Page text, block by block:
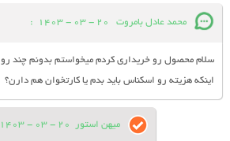
محمد عادل بامروت 20 - 03 - 1403
:
سلام محصول رو خریداری کردم میخواستم بدونم چند
اینکه هزیته رو اسکناس باید بدم یا کارتخوان هم دارن؟
میهن استور 20 - 03 - 1403